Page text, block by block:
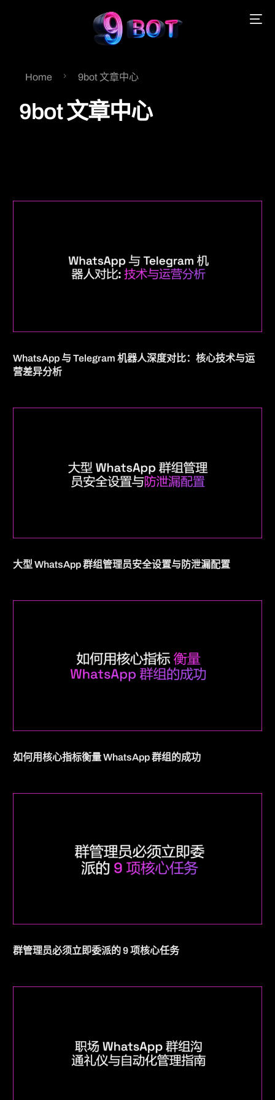
Home 9bot 文章中心
9bot 文章中心
WhatsApp 与 Telegram 机器人深度对比：核心技术与运
营差异分析
大型 WhatsApp 群组管理员安全设置与防泄漏配置
如何用核心指标衡量 WhatsApp 群组的成功
群管理员必须立即委派的 9 项核心任务
Português